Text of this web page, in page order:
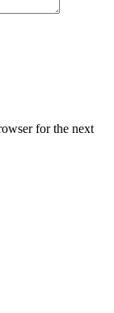
for the next